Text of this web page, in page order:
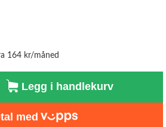
164 kr/måned
Legg i handlekurv
med